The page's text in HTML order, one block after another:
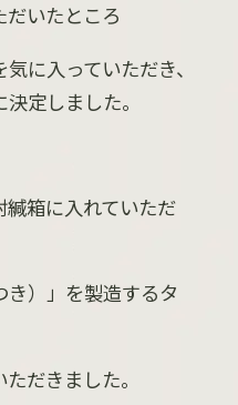
だいたところ
に入っていただき、
定しました。
箱に入れていただ
）」を製造するタ
だきました。